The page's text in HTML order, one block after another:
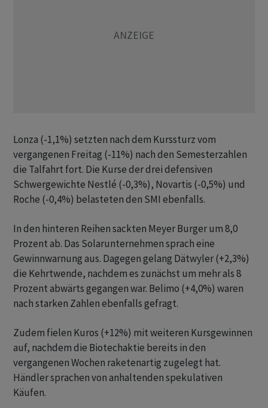
Lonza (-1,1%) setzten nach dem Kurssturz vom
vergangenen Freitag (-11%) nach den Semesterzahlen
die Talfahrt fort. Die Kurse der drei defensiven
Schwergewichte Nestlé (-0,3%), Novartis (-0,5%) und
Roche (-0,4%) belasteten den SMI ebenfalls.
In den hinteren Reihen sackten Meyer Burger um 8,0
Prozent ab. Das Solarunternehmen sprach eine
Gewinnwarnung aus. Dagegen gelang Dätwyler (+2,3%)
die Kehrtwende, nachdem es zunächst um mehr als 8
Prozent abwärts gegangen war. Belimo (+4,0%) waren
nach starken Zahlen ebenfalls gefragt.
Zudem fielen Kuros (+12%) mit weiteren Kursgewinnen
auf, nachdem die Biotechaktie bereits in den
vergangenen Wochen raketenartig zugelegt hat.
Händler sprachen von anhaltenden spekulativen
Käufen.